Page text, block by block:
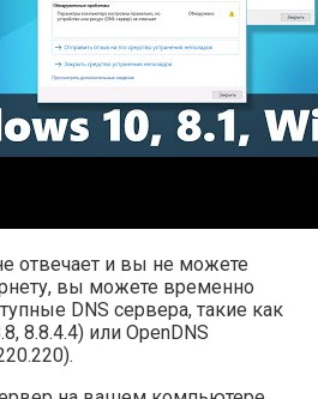
отвечает и вы не можете
вы можете временно
DNS сервера, такие как
8.8.4.4) или OpenDNS